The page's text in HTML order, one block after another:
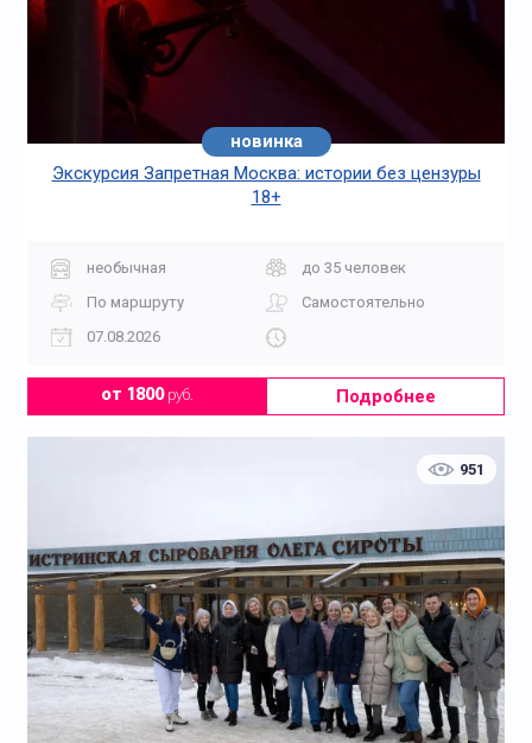
новинка
Экскурсия Запретная Москва: истории без цензуры
18+
необычная
до 35 человек
По маршруту
Самостоятельно
07.08.2026
от 1800руб. Подробнее
951